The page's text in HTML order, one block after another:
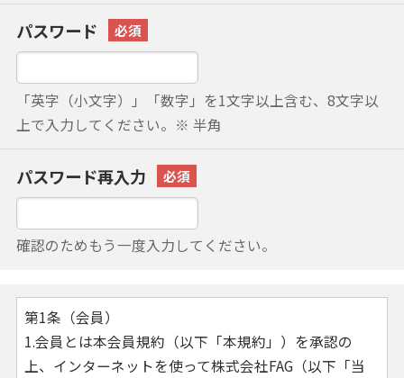
パスワード
「英字（小文字）」「数字」を1文字以上含む、8文字以
上で入力してください。※ 半角
パスワード再入力
確認のためもう一度入力してください。
第1条（会員）
1.会員とは本会員規約（以下「本規約」）を承認の
上、インターネットを使って株式会社FAG（以下「当